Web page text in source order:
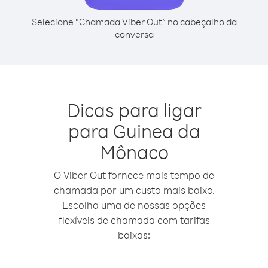
Selecione “Chamada Viber Out” no cabeçalho da
conversa
Dicas para ligar
para Guinea da
Mônaco
O Viber Out fornece mais tempo de
chamada por um custo mais baixo.
Escolha uma de nossas opções
flexíveis de chamada com tarifas
baixas: